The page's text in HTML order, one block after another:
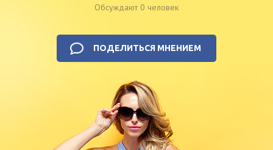
Обсуждают 0 человек
ПОДЕЛИТЬСЯ МНЕНИЕМ